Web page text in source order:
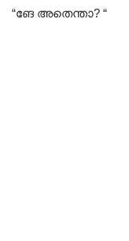
“ങേ അതെന്താ? “